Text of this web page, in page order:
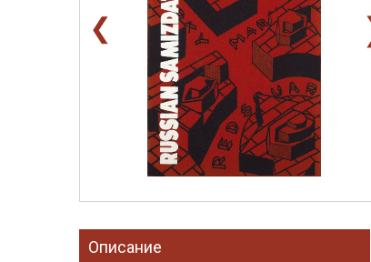
❮
Описание